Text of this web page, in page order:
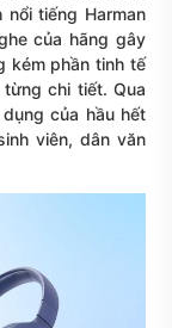
nổi tiếng Harman
của hãng gây
kém phần tinh tế
chi tiết. Qua
của hầu hết
viên, dân văn